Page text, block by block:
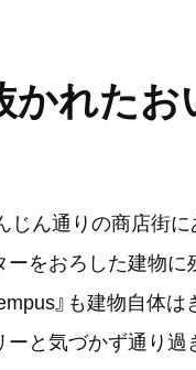
かれた
じん通りの商店街
ーをおろした建物に
』も建物自体
ーと気づかず通り過